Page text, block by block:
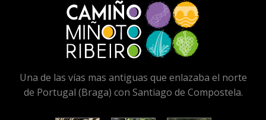
Una de las vías mas antiguas que enlazaba el norte
de Portugal (Braga) con Santiago de Compostela.